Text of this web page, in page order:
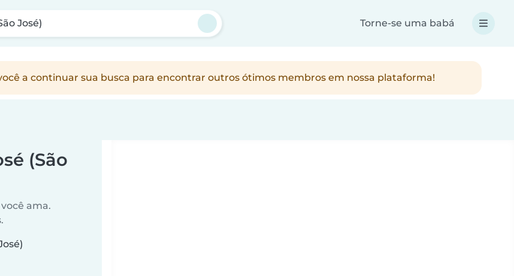
José) Torne-se uma babá
a continuar sua busca para encontrar outros ótimos membros em nossa plataforma!
(São
ama.